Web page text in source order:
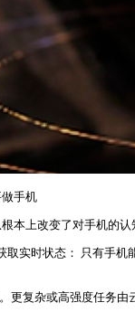
做手机
上改变了对手机的
实时状态： 只有手
复杂或高强度任务由